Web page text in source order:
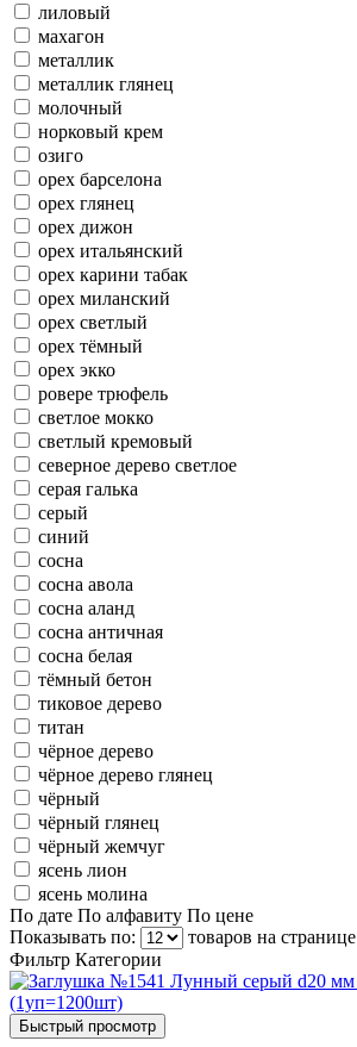
лиловый
махагон
металлик
металлик глянец
молочный
норковый крем
озиго
орех барселона
орех глянец
орех дижон
орех итальянский
орех карини табак
орех миланский
орех светлый
орех тёмный
орех экко
ровере трюфель
светлое мокко
светлый кремовый
северное дерево светлое
серая галька
серый
синий
сосна
сосна авола
сосна аланд
сосна античная
сосна белая
тёмный бетон
тиковое дерево
титан
чёрное дерево
чёрное дерево глянец
чёрный
чёрный глянец
чёрный жемчуг
ясень лион
ясень молина
По дате По алфавиту По цене
Показывать по:
товаров на странице
Фильтр Категории
Быстрый просмотр